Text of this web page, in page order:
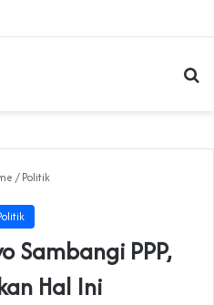
/ Politik
Sambangi PPP,
Hal Ini